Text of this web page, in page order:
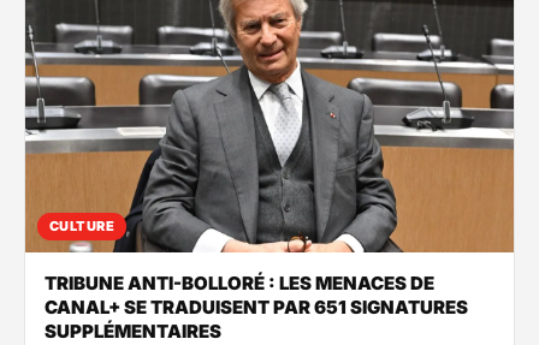
CULTURE
TRIBUNE ANTI-BOLLORÉ : LES MENACES DE
CANAL+ SE TRADUISENT PAR 651 SIGNATURES
SUPPLÉMENTAIRES